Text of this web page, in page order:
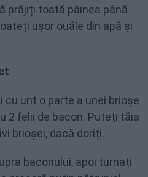
prăjiți toată pâinea până
ușor ouăle din apă și
cu unt o parte a unei brioșe
2 felii de bacon. Puteți tăia
brioșei, dacă doriți.
baconului, apoi turnați